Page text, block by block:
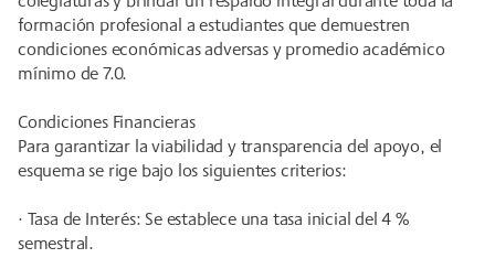
formación profesional a estudiantes que demuestren
condiciones económicas adversas y promedio académico
mínimo de 7.0.
Condiciones Financieras
Para garantizar la viabilidad y transparencia del apoyo, el
esquema se rige bajo los siguientes criterios:
· Tasa de Interés: Se establece una tasa inicial del 4 %
semestral.